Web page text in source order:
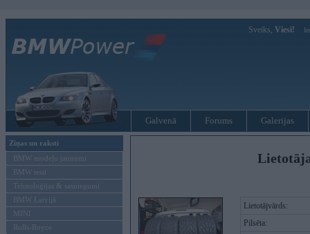
Sveiks, Viesi!
Galvenā Forums Galerijas
Ziņas un raksti
BMW modeļu jaunumi
BMW testi
Tehnoloģijas & sasniegumi
BMW Latvijā
MINI
Rolls-Royce
Lietotājvārds:
Pilsēta: